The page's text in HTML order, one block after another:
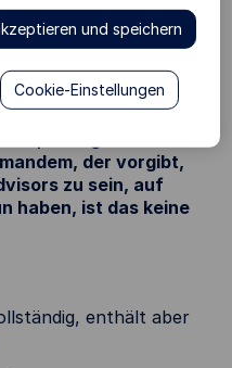
und/oder verbreiten
verschiedene
tätigt keine
Apps wie
der vorgibt,
zu sein, auf
haben, ist das keine
enthält aber
und speichern
Cookie-Einstellungen